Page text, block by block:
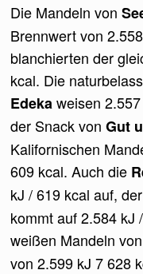
Die Mandeln von
Brennwert von
blanchierten der
kcal. Die
Edekaweisen
der Snack vonGut
Kalifornischen
609 kcal. Auch die
kJ / 619 kcal auf,
kommt auf 2.584 kJ
weißen Mandeln von
von 2.599 kJ 7 628